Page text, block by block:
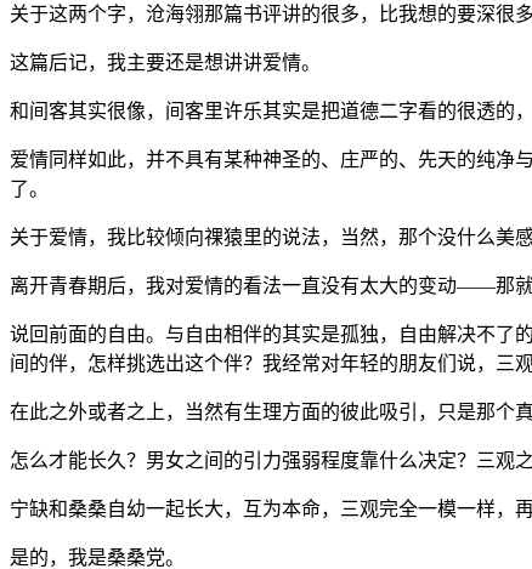
关于这两个字，沧海翎那篇书评讲的很多，比我想的要深很
这篇后记，我主要还是想讲讲爱情。
和间客其实很像，间客里许乐其实是把道德二字看的很透的
爱情同样如此，并不具有某种神圣的、庄严的、先天的纯净
了。
关于爱情，我比较倾向祼猿里的说法，当然，那个没什么美
离开青春期后，我对爱情的看法一直没有太大的变动——那
说回前面的自由。与自由相伴的其实是孤独，自由解决不了
间的伴，怎样挑选出这个伴？我经常对年轻的朋友们说，
在此之外或者之上，当然有生理方面的彼此吸引，只是那个
怎么才能长久？男女之间的引力强弱程度靠什么决定？三
宁缺和桑桑自幼一起长大，互为本命，三观完全一模一样
是的，我是桑桑党。